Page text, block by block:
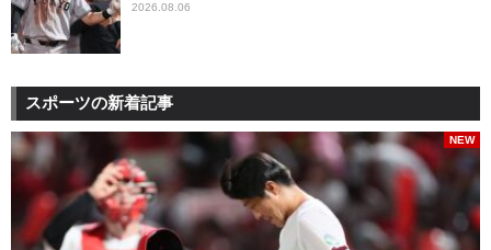
2026.08.06
スポーツの新着記事
NEW